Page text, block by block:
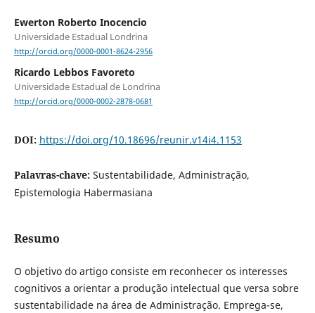
Ewerton Roberto Inocencio
Universidade Estadual Londrina
http://orcid.org/0000-0001-8624-2956
Ricardo Lebbos Favoreto
Universidade Estadual de Londrina
http://orcid.org/0000-0002-2878-0681
DOI: https://doi.org/10.18696/reunir.v14i4.1153
Palavras-chave: Sustentabilidade, Administração,
Epistemologia Habermasiana
Resumo
O objetivo do artigo consiste em reconhecer os interesses
cognitivos a orientar a produção intelectual que versa sobre
sustentabilidade na área de Administração. Emprega-se,